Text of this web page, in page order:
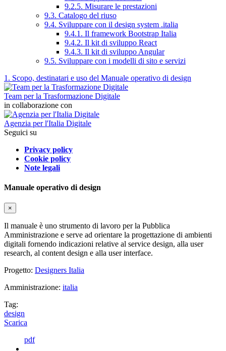
9.2.5. Misurare le prestazioni
9.3. Catalogo del riuso
9.4. Sviluppare con il design system .italia
9.4.1. Il framework Bootstrap Italia
9.4.2. Il kit di sviluppo React
9.4.3. Il kit di sviluppo Angular
9.5. Sviluppare con i modelli di sito e servizi
1. Scopo, destinatari e uso del Manuale operativo di design
Team per la Trasformazione Digitale
in collaborazione con
Agenzia per l'Italia Digitale
Seguici su
Privacy policy
Cookie policy
Note legali
Manuale operativo di design
×
Il manuale è uno strumento di lavoro per la Pubblica
Amministrazione e serve ad orientare la progettazione di ambienti
digitali fornendo indicazioni relative al service design, alla user
research, al content design e alla user interface.
Progetto: Designers Italia
Amministrazione: italia
Tag:
design
Scarica
pdf